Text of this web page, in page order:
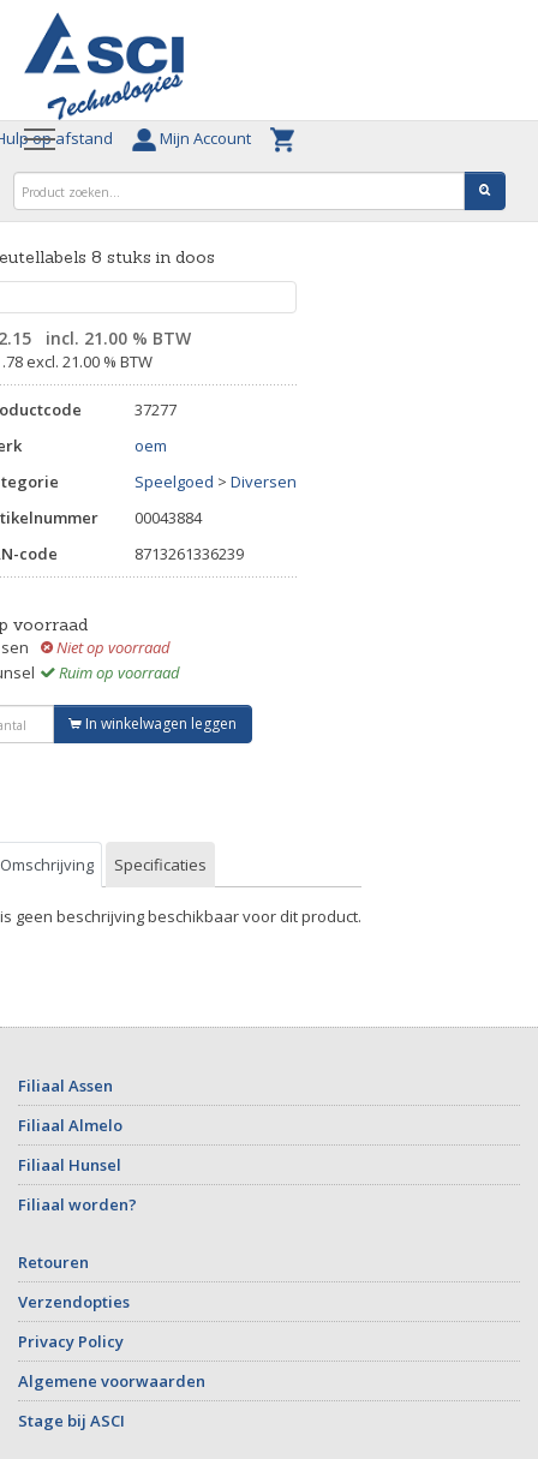
op afstand Mijn Account
8 stuks in doos
incl. 21.00 % BTW
excl. 21.00 % BTW
37277
oem
Speelgoed > Diversen
00043884
code
8713261336239
voorraad
Niet op voorraad
Ruim op voorraad
In winkelwagen leggen
Omschrijving Specificaties
geen beschrijving beschikbaar voor dit product.
Filiaal Assen
Filiaal Almelo
Filiaal Hunsel
Filiaal worden?
Retouren
Verzendopties
Privacy Policy
Algemene voorwaarden
Stage bij ASCI